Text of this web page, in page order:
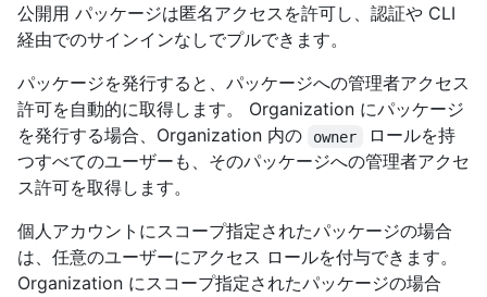
公開用 パッケージは匿名アクセスを許可し、認証や CLI
経由でのサインインなしでプルできます。
パッケージを発行すると、パッケージへの管理者アクセス
許可を自動的に取得します。 Organization にパッケージ
を発行する場合、Organization 内の
owner
ロールを持
つすべてのユーザーも、そのパッケージへの管理者アクセ
ス許可を取得します。
個人アカウントにスコープ指定されたパッケージの場合
は、任意のユーザーにアクセス ロールを付与できます。
Organization にスコープ指定されたパッケージの場合